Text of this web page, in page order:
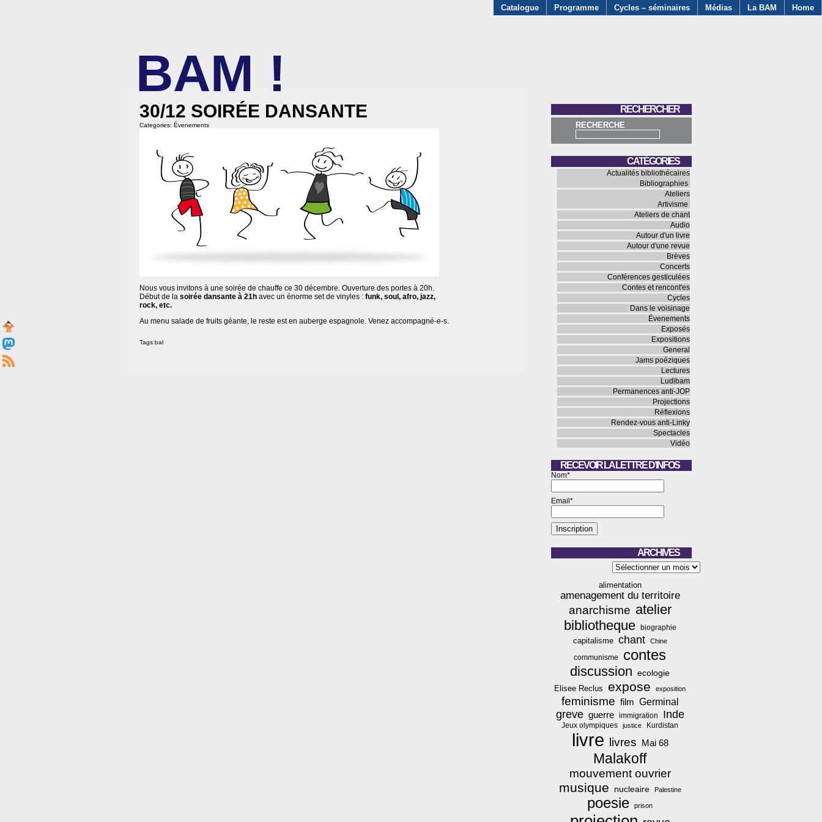
Home
La BAM
Médias
Cycles – séminaires
Programme
Catalogue
BAM !
30/12 SOIRÉE DANSANTE
Categories: Évenements
Nous vous invitons à une soirée de chauffe ce 30 décembre. Ouverture des portes à 20h.
Début de la soirée dansante à 21h avec un énorme set de vinyles : funk, soul, afro, jazz,
rock, etc.
Au menu salade de fruits géante, le reste est en auberge espagnole. Venez accompagné-e-s.
Tags:bal
RECHERCHER
RECHERCHE
CATÉGORIES
Actualités bibliothécaires
Bibliographies
Ateliers
Artivisme
Ateliers de chant
Audio
Autour d'un livre
Autour d'une revue
Brèves
Concerts
Conférences gesticulées
Contes et rencont'es
Cycles
Dans le voisinage
Évenements
Exposés
Expositions
General
Jams poéziques
Lectures
Ludibam
Permanences anti-JOP
Projections
Réflexions
Rendez-vous anti-Linky
Spectacles
Vidéo
RECEVOIR LA LETTRE D’INFOS
Nom*
Email*
ARCHIVES
alimentation
amenagement du territoire
anarchisme atelier
bibliotheque
biographie
capitalisme chant Chine
communisme contes
discussion ecologie
Elisee Reclus expose exposition
feminisme film Germinal
greve guerre immigration Inde
Jeux olympiques justice Kurdistan
livre livres Mai 68
Malakoff
mouvement ouvrier
musique nucleaire Palestine
poesie prison